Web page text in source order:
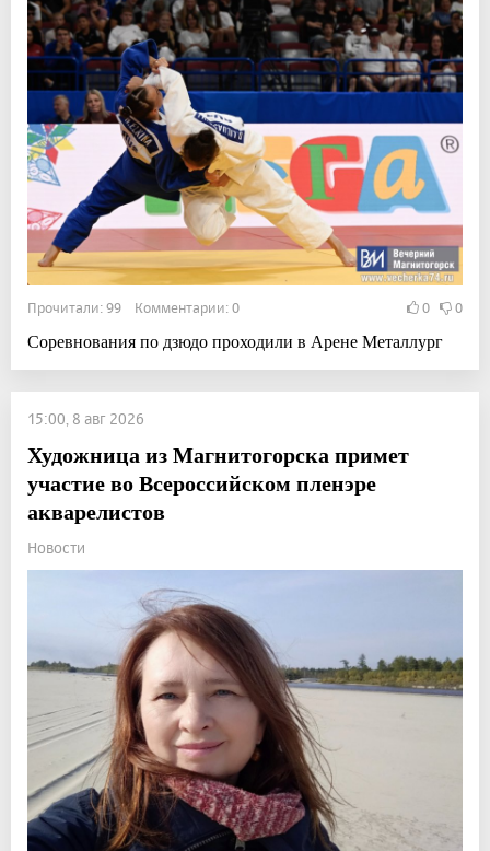
Прочитали: 99 Комментарии: 0 0 0
Соревнования по дзюдо проходили в Арене Металлург
15:00, 8 авг 2026
Художница из Магнитогорска примет
участие во Всероссийском пленэре
акварелистов
Новости